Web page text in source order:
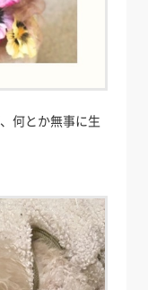
何とか無事に生